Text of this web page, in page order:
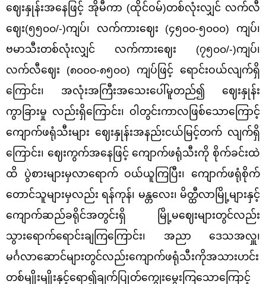
ဈေးနှုန်းအနေဖြင့် အိုမီကာ (ထိုင်ဝမ်)တစ်လုံးလျှင် လက်လီ
ဈေး(၅၅၀၀/-)ကျပ်၊ လက်ကားဈေး (၄၅၀၀-၅၀၀၀) ကျပ်၊
ဗမာသီးတစ်လုံးလျှင် လက်ကားဈေး (၇၅၀၀/-)ကျပ်၊
လက်လီဈေး (၈၀၀၀-၈၅၀၀) ကျပ်ဖြင့် ရောင်းဝယ်လျက်ရှိ
ကြောင်း၊ အလုံးအကြီးအသေးပေါ်မူတည်၍ ဈေးနှုန်း
ကွာခြားမှု လည်းရှိကြောင်း၊ ဝါတွင်းကာလဖြစ်သောကြောင့်
ကျောက်ဖရုံသီးများ ဈေးနှုန်းအနည်းငယ်မြင့်တက် လျက်ရှိ
ကြောင်း၊ ဈေးကွက်အနေဖြင့် ကျောက်ဖရုံသီးကို စိုက်ခင်းထဲ
ထိ ပွဲစားများမှလာရောက် ဝယ်ယူကြပြီး၊ ကျောက်ဖရုံစိုက်
တောင်သူများမှလည်း ရန်ကုန်၊ မန္တလေး၊ မိတ္ထီလာမြို့များနှင့်
ကျောက်ဆည်ခရိုင်အတွင်းရှိ မြို့မဈေးများတွင်လည်း
သွားရောက်ရောင်းချကြကြောင်း၊ အညာ ဒေသအလှူ၊
မင်္ဂလာဆောင်များတွင်လည်းကျောက်ဖရုံသီးကိုအသားဟင်း
တစ်မျိုးမျိုးနှင့်ရော၍ချက်ပြုတ်ကျွေးမွေးကြသောကြောင့်